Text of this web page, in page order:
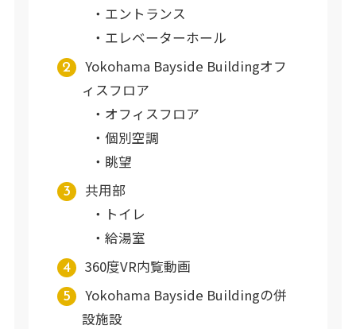
エントランス
エレベーターホール
Yokohama Bayside Buildingオフ
ィスフロア
オフィスフロア
個別空調
眺望
共用部
トイレ
給湯室
360度VR内覧動画
Yokohama Bayside Buildingの併
設施設